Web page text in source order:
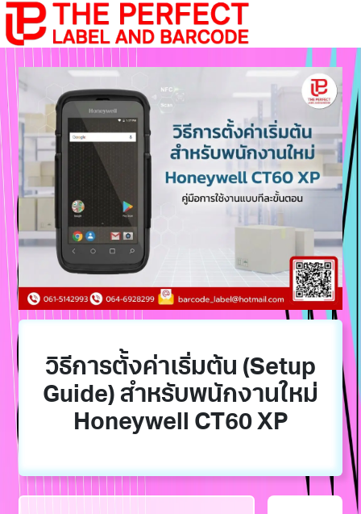
วิธีการตั้งค่าเริ่มต้น (Setup
Guide) สำหรับพนักงานใหม่
Honeywell CT60 XP